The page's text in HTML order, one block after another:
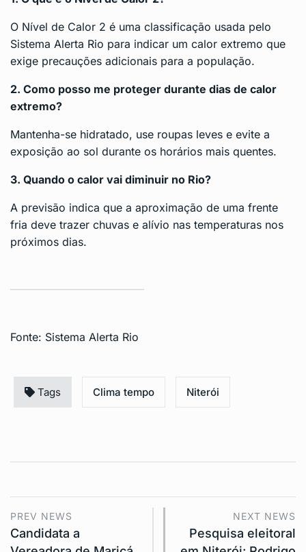
O Nível de Calor 2 é uma classificação usada pelo
Sistema Alerta Rio para indicar um calor extremo que
exige precauções adicionais para a população.
2. Como posso me proteger durante dias de calor
extremo?
Mantenha-se hidratado, use roupas leves e evite a
exposição ao sol durante os horários mais quentes.
3. Quando o calor vai diminuir no Rio?
A previsão indica que a aproximação de uma frente
fria deve trazer chuvas e alívio nas temperaturas nos
próximos dias.
Fonte: Sistema Alerta Rio
Tags Clima tempo Niterói
PREV NEWS
Candidata a
NEXT NEWS
Pesquisa eleitoral